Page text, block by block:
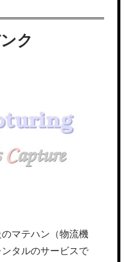
ク
マテハン（物流機
タルのサービスで